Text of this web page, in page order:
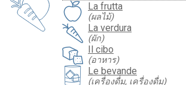
La frutta
(ผลไม้)
La verdura
(ผัก)
Il cibo
(อาหาร)
Le bevande
(เครื่องดื่ม, เครื่องดื่ม)